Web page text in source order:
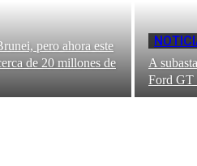
pero ahora este
de 20 millones de
A
Ford GT